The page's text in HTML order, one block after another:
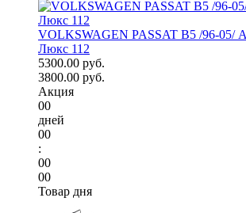
VOLKSWAGEN PASSAT B5 /96-05/
Люкс 112
5300.00 руб.
3800.00 руб.
Акция
00
дней
00
:
00
00
Товар дня